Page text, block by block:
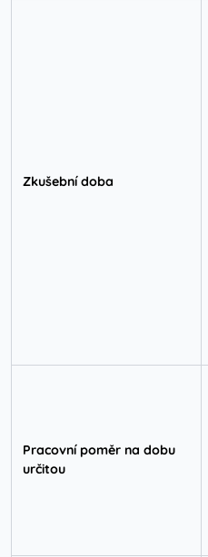
Zkušební doba
Pracovní poměr na dobu
určitou